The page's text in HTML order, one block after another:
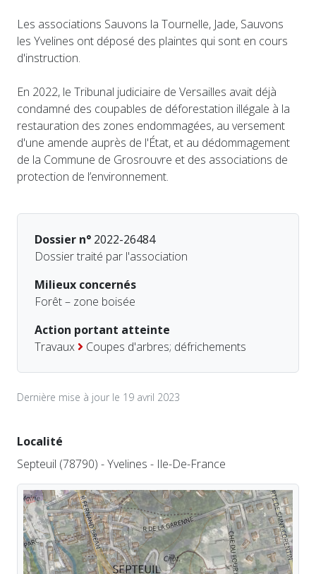
Les associations Sauvons la Tournelle, Jade, Sauvons
les Yvelines ont déposé des plaintes qui sont en cours
d'instruction.
En 2022, le Tribunal judiciaire de Versailles avait déjà
condamné des coupables de déforestation illégale à la
restauration des zones endommagées, au versement
d'une amende auprès de l'État, et au dédommagement
de la Commune de Grosrouvre et des associations de
protection de l’environnement.
Dossier n° 2022-26484
Dossier traité par l'association
Milieux concernés
Forêt – zone boisée
Action portant atteinte
Travaux
Coupes d'arbres; défrichements
Dernière mise à jour le 19 avril 2023
Localité
Septeuil (78790) - Yvelines - Ile-De-France